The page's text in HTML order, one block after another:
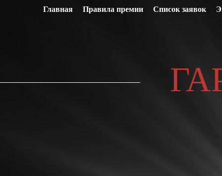
Главная Правила премии Список заявок